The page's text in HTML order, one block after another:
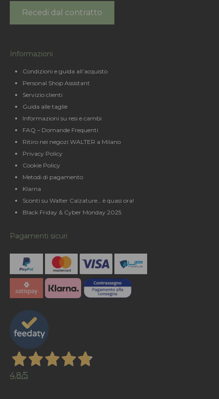
Recedi dal contratto
Informazioni
Condizioni e guida all’acquisto
Personal Shop Assistant
Servizio clienti
Guida alle taglie
Informazioni su resi e cambi
FAQ – Domande Frequenti
Ritiro nei negozi WALTER a Milano
Privacy Policy
Cookie Policy
Metodi di pagamento
Klarna
Sconti su Walter Calzature… è quasi ora!
Black Friday & Cyber Monday 2025
Pagamenti sicuri
4,8/5